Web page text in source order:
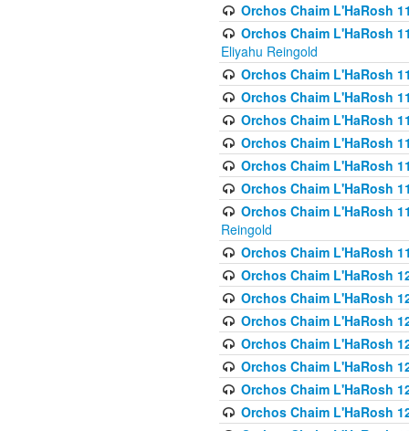
Orchos Chaim L'HaRosh
Orchos Chaim L'HaRosh
Eliyahu Reingold
Orchos Chaim L'HaRosh
Orchos Chaim L'HaRosh
Orchos Chaim L'HaRosh
Orchos Chaim L'HaRosh
Orchos Chaim L'HaRosh
Orchos Chaim L'HaRosh
Orchos Chaim L'HaRosh
Reingold
Orchos Chaim L'HaRosh
Orchos Chaim L'HaRosh
Orchos Chaim L'HaRosh
Orchos Chaim L'HaRosh
Orchos Chaim L'HaRosh
Orchos Chaim L'HaRosh
Orchos Chaim L'HaRosh
Orchos Chaim L'HaRosh